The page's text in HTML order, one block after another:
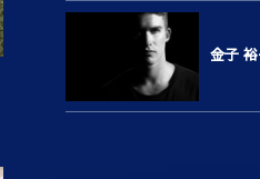
金子